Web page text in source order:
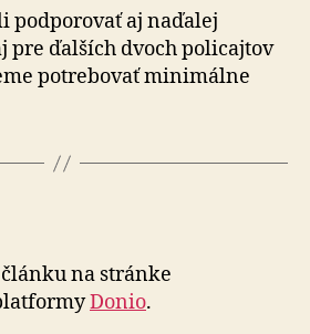
podporovať aj naďalej
pre ďalších dvoch policajtov
potre­bo­vať mi­ni­mál­ne
na stránke
Donio.